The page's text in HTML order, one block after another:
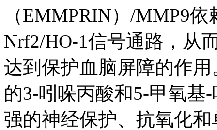
（EMMPRIN）/MMP9
Nrf2/HO-1信号通路，从
达到保护血脑屏障的作
的3-吲哚丙酸和5-甲氧基
强的神经保护、抗氧化